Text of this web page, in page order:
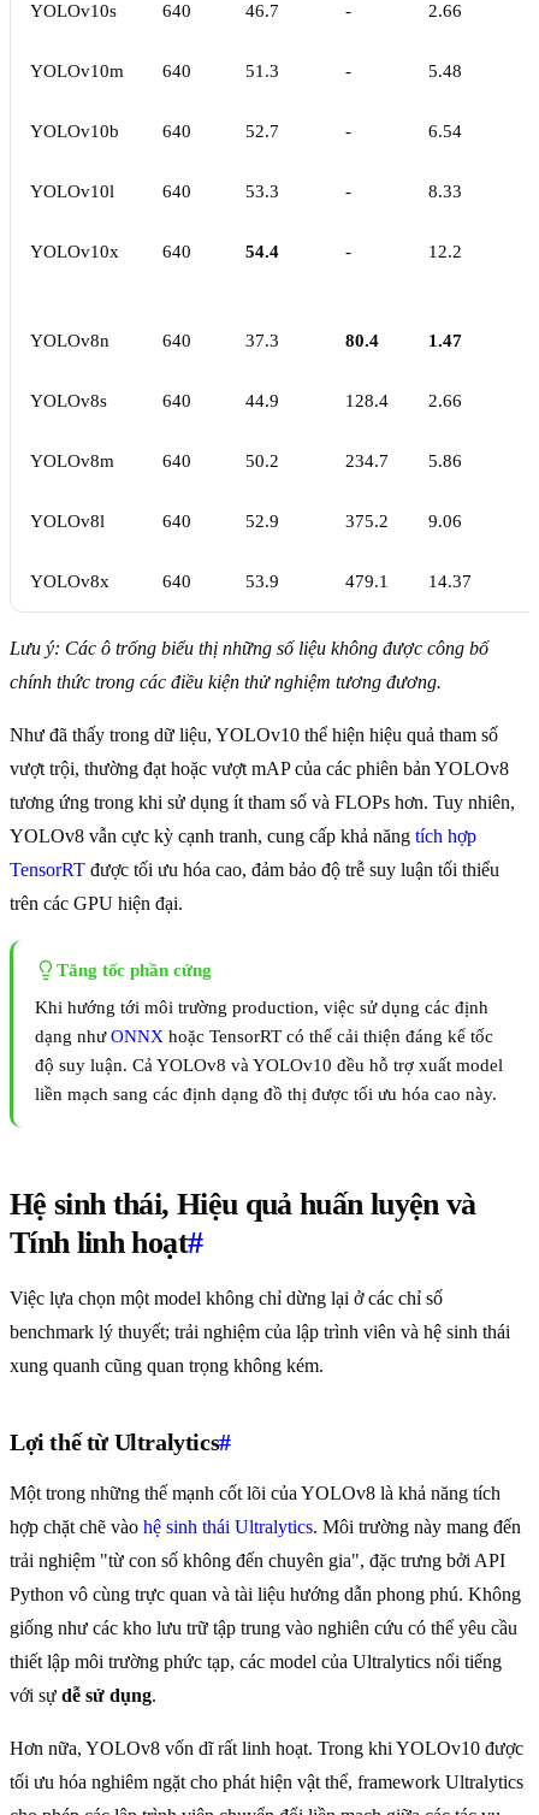
YOLOv10s 640 46.7 - 2.66
YOLOv10m 640 51.3 - 5.48
YOLOv10b 640 52.7 - 6.54
YOLOv10l 640 53.3 - 8.33
YOLOv10x 640 54.4 - 12.2
YOLOv8n 640 37.3 80.4 1.47
YOLOv8s 640 44.9 128.4 2.66
YOLOv8m 640 50.2 234.7 5.86
YOLOv8l 640 52.9 375.2 9.06
YOLOv8x 640 53.9 479.1 14.37
Lưu ý: Các ô trống biểu thị những số liệu không được công bố
chính thức trong các điều kiện thử nghiệm tương đương.
Như đã thấy trong dữ liệu, YOLOv10 thể hiện hiệu quả tham số
vượt trội, thường đạt hoặc vượt mAP của các phiên bản YOLOv8
tương ứng trong khi sử dụng ít tham số và FLOPs hơn. Tuy nhiên,
YOLOv8 vẫn cực kỳ cạnh tranh, cung cấp khả năng tích hợp
TensorRT được tối ưu hóa cao, đảm bảo độ trễ suy luận tối thiểu
trên các GPU hiện đại.
Tăng tốc phần cứng
Khi hướng tới môi trường production, việc sử dụng các định
dạng nhưONNX hoặc TensorRT có thể cải thiện đáng kể tốc
độ suy luận. Cả YOLOv8 và YOLOv10 đều hỗ trợ xuất model
liền mạch sang các định dạng đồ thị được tối ưu hóa cao này.
Hệ sinh thái, Hiệu quả huấn luyện và
Tính linh hoạt#
Việc lựa chọn một model không chỉ dừng lại ở các chỉ số
benchmark lý thuyết; trải nghiệm của lập trình viên và hệ sinh thái
xung quanh cũng quan trọng không kém.
Lợi thế từ Ultralytics#
Một trong những thế mạnh cốt lõi của YOLOv8 là khả năng tích
hợp chặt chẽ vào hệ sinh thái Ultralytics. Môi trường này mang đến
trải nghiệm "từ con số không đến chuyên gia", đặc trưng bởi API
Python vô cùng trực quan và tài liệu hướng dẫn phong phú. Không
giống như các kho lưu trữ tập trung vào nghiên cứu có thể yêu cầu
thiết lập môi trường phức tạp, các model của Ultralytics nổi tiếng
với sự dễ sử dụng.
Hơn nữa, YOLOv8 vốn dĩ rất linh hoạt. Trong khi YOLOv10 được
tối ưu hóa nghiêm ngặt cho phát hiện vật thể, framework Ultralytics